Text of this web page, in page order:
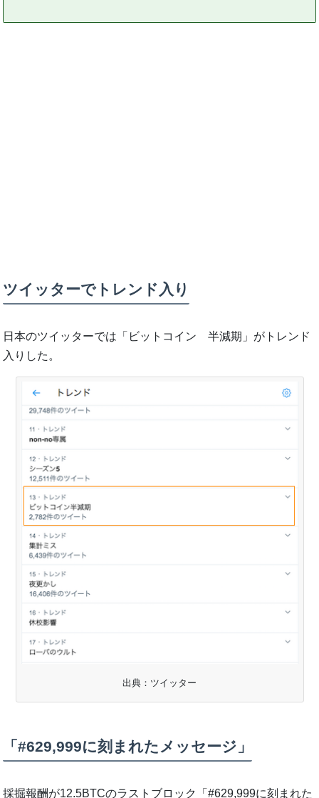
ツイッターでトレンド入り
日本のツイッターでは「ビットコイン 半減期」がトレンド
入りした。
出典：ツイッター
「#629,999に刻まれたメッセージ」
採掘報酬が12.5BTCのラストブロック「#629,999に刻まれた